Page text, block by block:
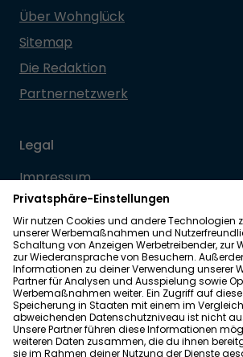
Über Wohnglück
Sitemap
Die Redaktion
Partnernetzwerk
Legal
Impressum
Datenschutz
Allgemeine Geschäftsbedingungen
Barrierefreiheit